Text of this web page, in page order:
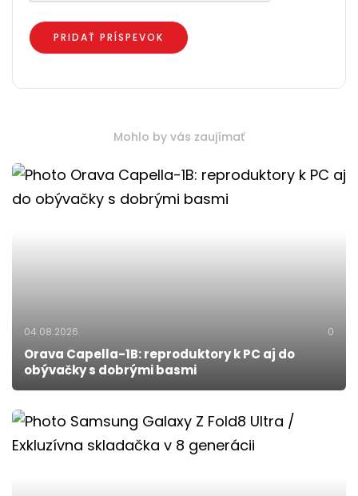
Mohlo by vás zaujímať
04.08.2026 0
Orava Capella-1B: reproduktory k PC aj do
obývačky s dobrými basmi